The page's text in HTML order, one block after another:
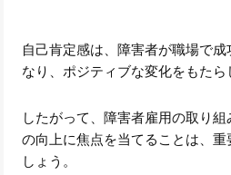
自己肯定感は、障害者が職場で
なり、ポジティブな変化をもたら
したがって、障害者雇用の取り
の向上に焦点を当てることは、
しょう。